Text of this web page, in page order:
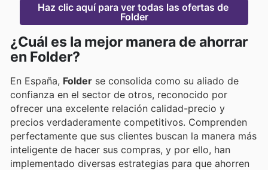
Haz clic aquí para ver todas las ofertas de
Folder
¿Cuál es la mejor manera de ahorrar
en Folder?
En España, Folder se consolida como su aliado de
confianza en el sector de otros, reconocido por
ofrecer una excelente relación calidad-precio y
precios verdaderamente competitivos. Comprenden
perfectamente que sus clientes buscan la manera más
inteligente de hacer sus compras, y por ello, han
implementado diversas estrategias para que ahorren